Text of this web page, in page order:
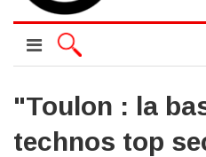
"Toulon : la
technos top